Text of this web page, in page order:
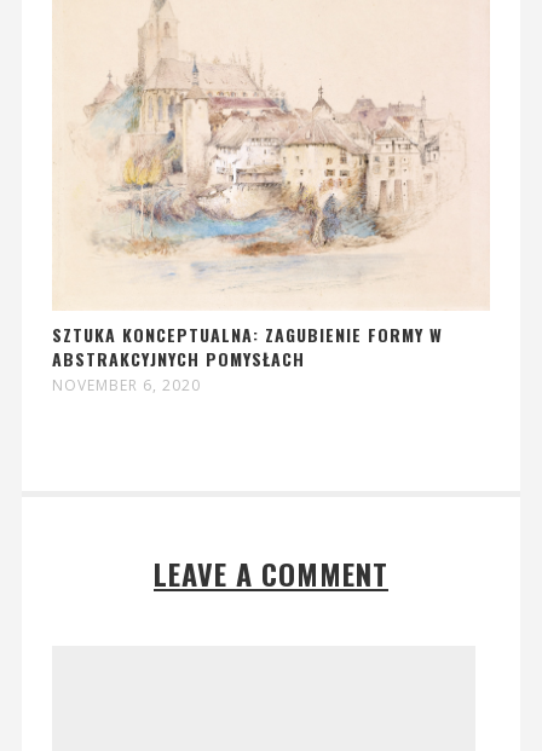
SZTUKA KONCEPTUALNA: ZAGUBIENIE FORMY W
ABSTRAKCYJNYCH POMYSŁACH
NOVEMBER 6, 2020
LEAVE A COMMENT